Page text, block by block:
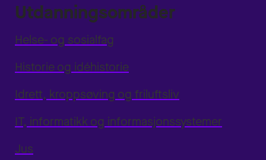
Utdanningsområder
Helse- og sosialfag
Historie og idéhistorie
Idrett, kroppsøving og friluftsliv
IT, informatikk og informasjonssystemer
Jus